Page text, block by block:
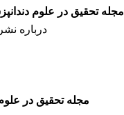
مجله تحقیق در علوم
درباره
مجله تحقیق در